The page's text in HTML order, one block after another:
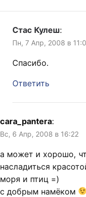
Стас Кулеш:
Пн, 7 Апр, 2008 в
Спасибо.
Ответить
cara_pantera:
Вс, 6 Апр, 2008 в 16:22
а может и хорошо,
насладиться
моря и птиц =)
с добрым намёком